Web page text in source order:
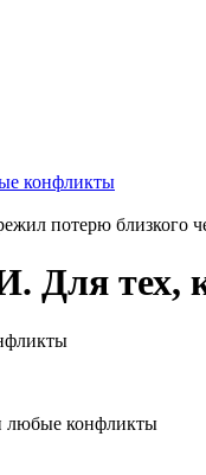
конфликты
потерю близкого
тех, кто
любые конфликты